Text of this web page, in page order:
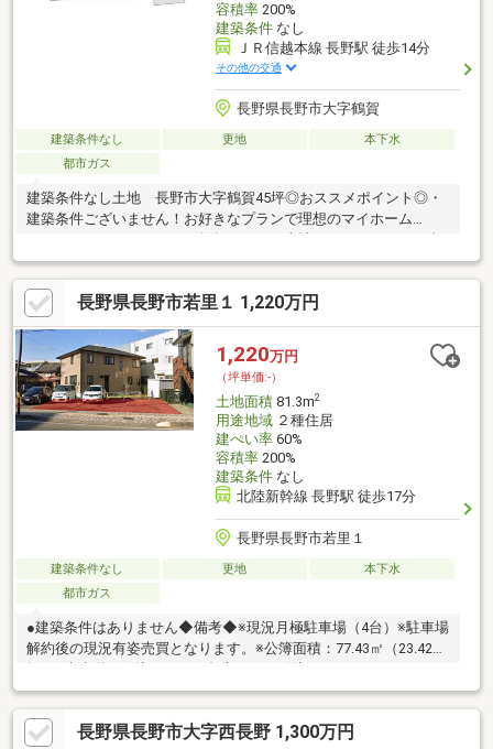
容積率200%
建築条件なし
ＪＲ信越本線 長野駅 徒歩14分
その他の交通
長野県長野市大字鶴賀
建築条件なし 更地
本下水
都市ガス
建築条件なし土地 長野市大字鶴賀45坪◎おススメポイント◎・
建築条件ございません！お好きなプランで理想のマイホーム
たり良好で閑静な住宅地エリアです。・【南部小学校/櫻ヶ岡中学
校】エリアお客様のご要望に沿ったハウスメーカー様のご紹介も
可能ですので是非お気軽にお問い合わせください♪
長野県長野市若里１ 1,220万円
1,220万円
（坪単価:-）
土地面積81.3m2
用途地域２種住居
建ぺい率60%
容積率200%
建築条件なし
北陸新幹線 長野駅 徒歩17分
長野県長野市若里１
建築条件なし 更地
本下水
都市ガス
●建築条件はありません◆備考◆※現況月極駐車場（4台）※駐車場
解約後の現況有姿売買となります。※公簿面積：77.43㎡（23.42
長野県長野市大字西長野 1,300万円